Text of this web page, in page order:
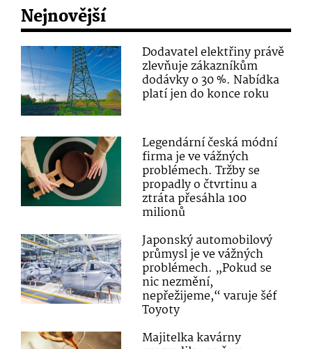
Nejnovější
Dodavatel elektřiny právě
zlevňuje zákazníkům
dodávky o 30 %. Nabídka
platí jen do konce roku
Legendární česká módní
firma je ve vážných
problémech. Tržby se
propadly o čtvrtinu a
ztráta přesáhla 100
milionů
Japonský automobilový
průmysl je ve vážných
problémech. „Pokud se
nic nezmění,
nepřežijeme,“ varuje šéf
Toyoty
Majitelka kavárny